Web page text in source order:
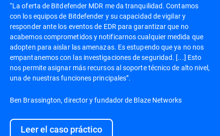
“La oferta de Bitdefender MDR me da tranquilidad. Contamos
con los equipos de Bitdefender y su capacidad de vigilar y
responder ante los eventos de EDR para garantizar que no
acabemos comprometidos y notificarnos cualquier medida que
adopten para aislar las amenazas. Es estupendo que ya no nos
empantanemos con las investigaciones de seguridad. [...] Esto
nos permite asignar más recursos al soporte técnico de alto nivel,
una de nuestras funciones principales”.
Ben Brassington, director y fundador de Blaze Networks
Leer el caso práctico